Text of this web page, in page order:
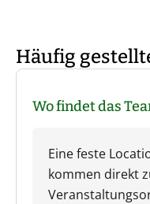
Häufig
Wo findet das
Eine feste
kommen direkt